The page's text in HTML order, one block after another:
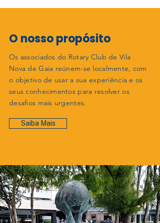
O nosso propósito
Os associados do Rotary Club de Vila
Nova de Gaia reúnem-se localmente, com
o objetivo de usar a sua experiência e os
seus conhecimentos para resolver os
desafios mais urgentes.
Saiba Mais